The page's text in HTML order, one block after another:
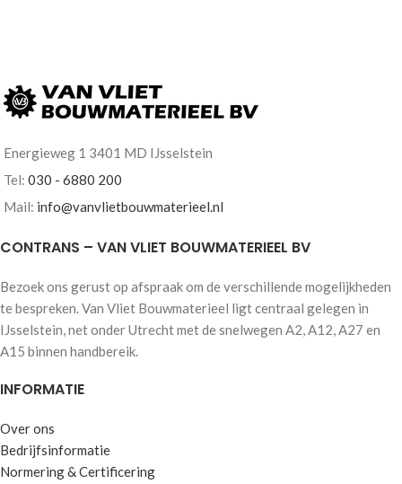
Energieweg 1 3401 MD IJsselstein
Tel: 030 - 6880 200
Mail: info@vanvlietbouwmaterieel.nl
CONTRANS – VAN VLIET BOUWMATERIEEL BV
Bezoek ons gerust op afspraak om de verschillende mogelijkheden
te bespreken. Van Vliet Bouwmaterieel ligt centraal gelegen in
IJsselstein, net onder Utrecht met de snelwegen A2, A12, A27 en
A15 binnen handbereik.
INFORMATIE
Over ons
Bedrijfsinformatie
Normering & Certificering